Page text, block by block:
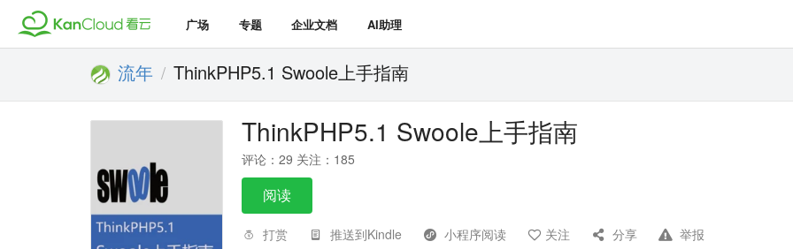
广场 专题 企业文档 AI助理
流年 / ThinkPHP5.1 Swoole上手指南
ThinkPHP5.1 Swoole上手指南
评论：29 关注：185
阅读
打赏 推送到Kindle 小程序阅读 关注 分享 举报